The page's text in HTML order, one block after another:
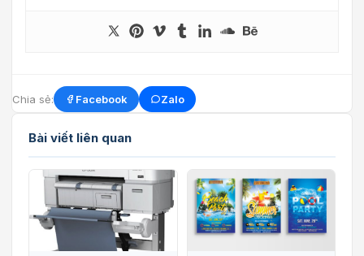
Chia sẻ: Facebook Zalo
Bài viết liên quan